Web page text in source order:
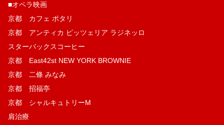
■オペラ映画
京都 カフェ ポタリ
京都 アンティカ ピッツェリア ラジネッロ
スターバックスコーヒー
京都 East42st NEW YORK BROWNIE
京都 二條 みなみ
京都 招福亭
京都 シャルキュトリーM
肩治療